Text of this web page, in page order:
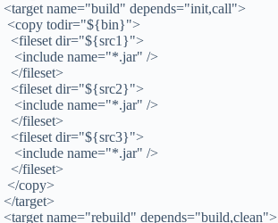
<target name="build" depends="init,call">
<copy todir="${bin}">
<fileset dir="${src1}">
<include name="*.jar" />
</fileset>
<fileset dir="${src2}">
<include name="*.jar" />
</fileset>
<fileset dir="${src3}">
<include name="*.jar" />
</fileset>
</copy>
</target>
<target name="rebuild" depends="build,clean">